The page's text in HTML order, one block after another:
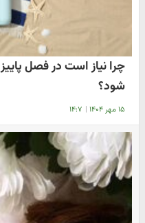
چرا نیاز است در فصل
شود؟
۱۵ مهر ۱۴۰۴ | ۱۴:۷